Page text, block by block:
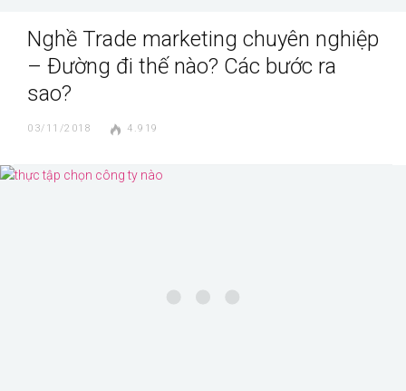
Nghề Trade marketing chuyên nghiệp
– Đường đi thế nào? Các bước ra
sao?
03/11/2018 4.919